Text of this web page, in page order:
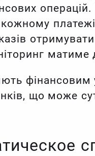
матиме
фінансовим
що може